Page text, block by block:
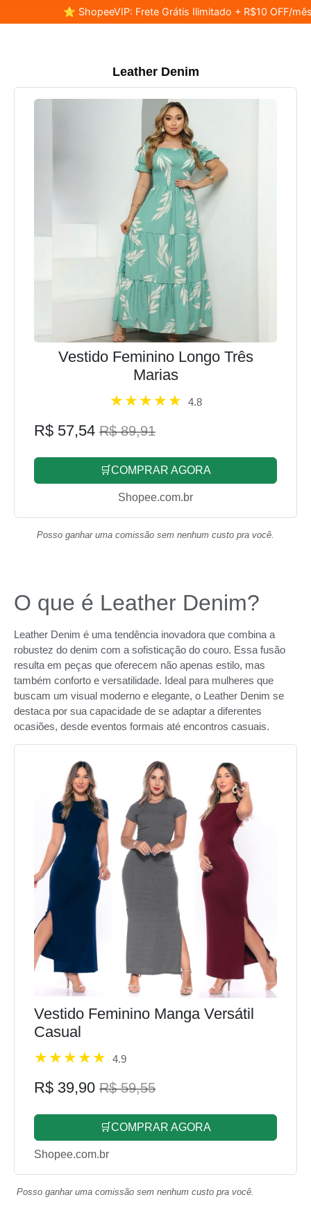
⭐ ShopeeVIP: Frete Grátis Ilimitado + R$10 OFF/
Leather Denim
Vestido Feminino Longo Três
Marias
4.8
R$ 57,54 R$ 89,91
🛒COMPRAR AGORA
Shopee.com.br
Posso ganhar uma comissão sem nenhum custo pra você.
O que é Leather Denim?
Leather Denim é uma tendência inovadora que combina a
robustez do denim com a sofisticação do couro. Essa fusão
resulta em peças que oferecem não apenas estilo, mas
também conforto e versatilidade. Ideal para mulheres que
buscam um visual moderno e elegante, o Leather Denim se
destaca por sua capacidade de se adaptar a diferentes
ocasiões, desde eventos formais até encontros casuais.
Vestido Feminino Manga Versátil
Casual
4.9
R$ 39,90 R$ 59,55
🛒COMPRAR AGORA
Shopee.com.br
Posso ganhar uma comissão sem nenhum custo pra você.